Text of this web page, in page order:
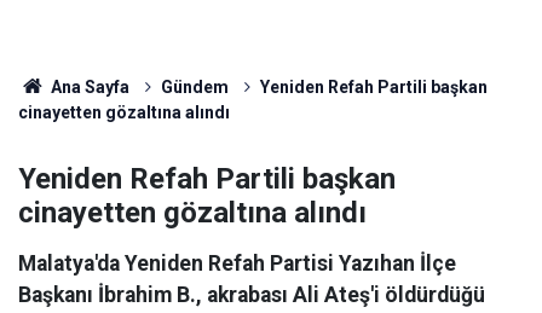
Ana Sayfa Gündem
Yeniden Refah Partili başkan
cinayetten gözaltına alındı
Yeniden Refah Partili başkan
cinayetten gözaltına alındı
Malatya'da Yeniden Refah Partisi Yazıhan İlçe
Başkanı İbrahim B., akrabası Ali Ateş'i öldürdüğü